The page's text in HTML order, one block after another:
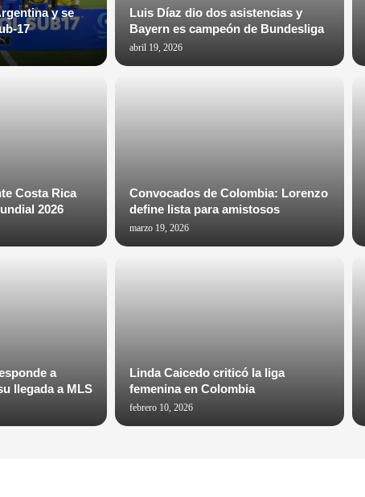
y se
17
Luis Díaz dio dos asistencias y
Bayern es campeón de Bundesliga
abril 19, 2026
Costa Rica
2026
Convocados de Colombia: Lorenzo
define lista para amistosos
marzo 19, 2026
a
llegada a MLS
Linda Caicedo criticó la liga
femenina en Colombia
febrero 10, 2026